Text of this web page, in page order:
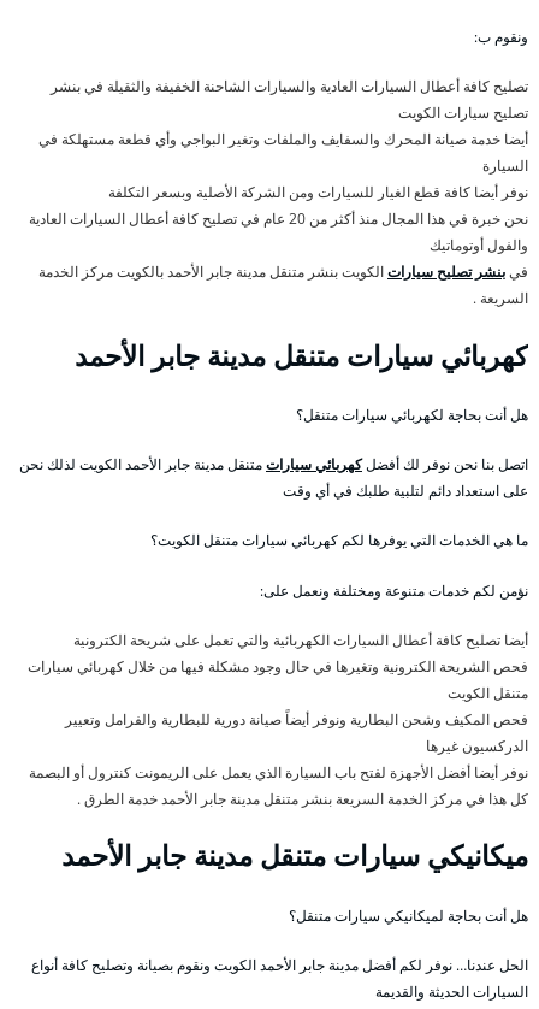
ونقوم ب:
تصليح كافة أعطال السيارات العادية والسيارات الشاحنة الخفيفة والثقيلة في بنشر
تصليح سيارات الكويت
أيضا خدمة صيانة المحرك والسفايف والملفات وتغير البواجي وأي قطعة مستهلكة في
السيارة
نوفر أيضا كافة قطع الغيار للسيارات ومن الشركة الأصلية وبسعر التكلفة
نحن خبرة في هذا المجال منذ أكثر من 20 عام في تصليح كافة أعطال السيارات العادية
والفول أوتوماتيك
فيبنشر تصليح سياراتالكويت بنشر متنقل مدينة جابر الأحمد بالكويت مركز الخدمة
السريعة .
كهربائي سيارات متنقل مدينة جابر الأحمد
هل أنت بحاجة لكهربائي سيارات متنقل؟
اتصل بنا نحن نوفر لك أفضلكهربائي سياراتمتنقل مدينة جابر الأحمد الكويت لذلك نحن
على استعداد دائم لتلبية طلبك في أي وقت
ما هي الخدمات التي يوفرها لكم كهربائي سيارات متنقل الكويت؟
نؤمن لكم خدمات متنوعة ومختلفة ونعمل على:
أيضا تصليح كافة أعطال السيارات الكهربائية والتي تعمل على شريحة الكترونية
فحص الشريحة الكترونية وتغيرها في حال وجود مشكلة فيها من خلال كهربائي سيارات
متنقل الكويت
فحص المكيف وشحن البطارية ونوفر أيضاً صيانة دورية للبطارية والفرامل وتعيير
الدركسيون غيرها
نوفر أيضا أفضل الأجهزة لفتح باب السيارة الذي يعمل على الريمونت كنترول أو البصمة
كل هذا في مركز الخدمة السريعة بنشر متنقل مدينة جابر الأحمد خدمة الطرق .
ميكانيكي سيارات متنقل مدينة جابر الأحمد
هل أنت بحاجة لميكانيكي سيارات متنقل؟
الحل عندنا… نوفر لكم أفضل مدينة جابر الأحمد الكويت ونقوم بصيانة وتصليح كافة أنواع
السيارات الحديثة والقديمة